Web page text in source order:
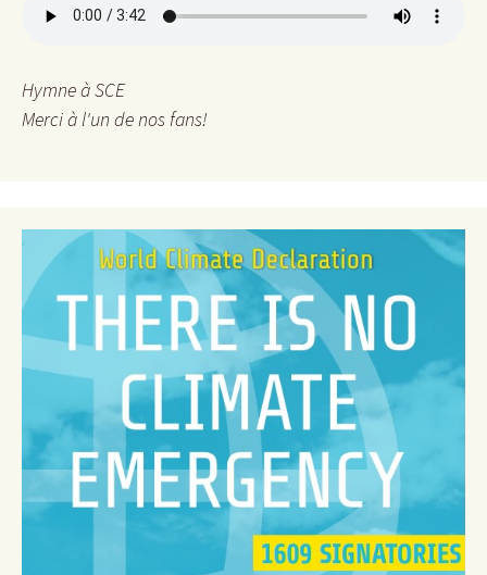
rHymne à SCE
Merci à l'un de nos fans!